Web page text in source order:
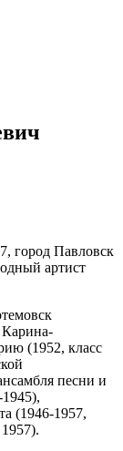
город Павловск
артист
Карина-
(1952, класс
песни и
(1946-1957,